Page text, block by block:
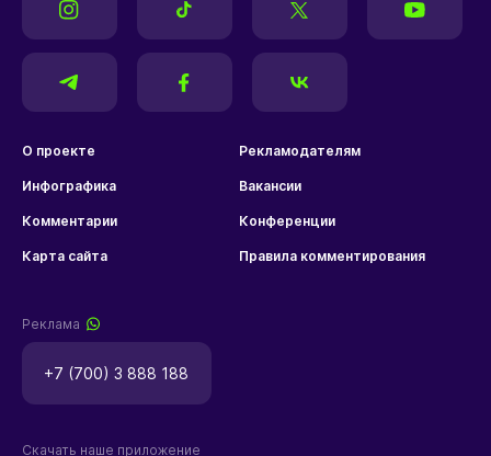
О проекте Рекламодателям
Инфографика Вакансии
Комментарии Конференции
Карта сайта Правила комментирования
Реклама
+7 (700) 3 888 188
Скачать наше приложение